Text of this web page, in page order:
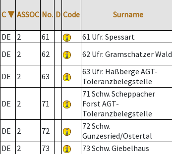
C ▼ ASSOC No. D Code Surname
DE
2 61 61 Ufr. Spessart
DE
2 62 62 Ufr. Gramschatzer Wald
DE 2 63
63 Ufr. Haßberge AGT-
Toleranzbelegstelle
DE 2 71
71 Schw. Scheppacher
Forst AGT-
Toleranzbelegstelle
DE 2 72
72 Schw.
Gunzesried/Ostertal
DE
2 73 73 Schw. Giebelhaus